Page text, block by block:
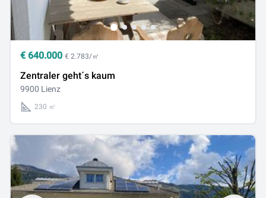
€ 640.000 € 2.783/㎡
Zentraler geht´s kaum
9900 Lienz
230 ㎡